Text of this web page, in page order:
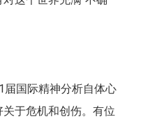
国际精神分析自体心
于危机和创伤。有位